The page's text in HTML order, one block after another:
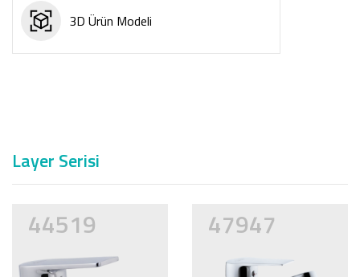
3D Ürün Modeli
Layer Serisi
44519 47947